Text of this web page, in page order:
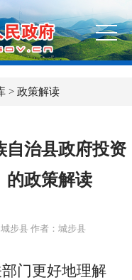
>政策解读
自治县政府投资
的政策解读
步县 作者：城步县
门更好地理解